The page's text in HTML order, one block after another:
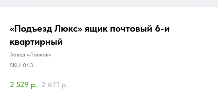
«Подъезд Люкс» ящик почтовый 6-и
квартирный
Завод «Лавков»
SKU: 063
2 529 р. 2 671 р.